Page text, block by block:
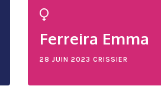
Ferreira Emma
28 JUIN 2023 CRISSIER